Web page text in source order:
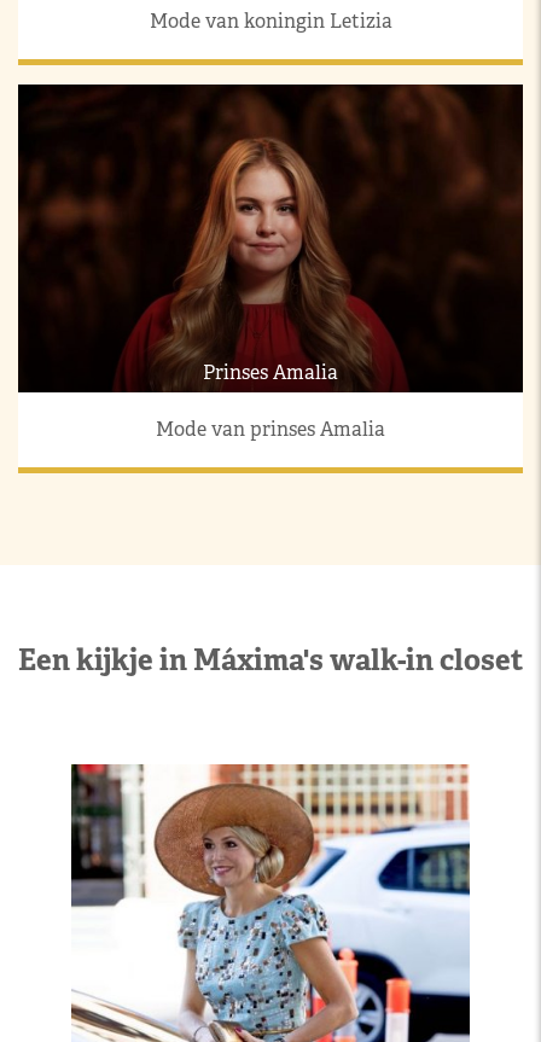
Mode van koningin Letizia
Prinses Amalia
Mode van prinses Amalia
Een kijkje in Máxima's walk-in closet